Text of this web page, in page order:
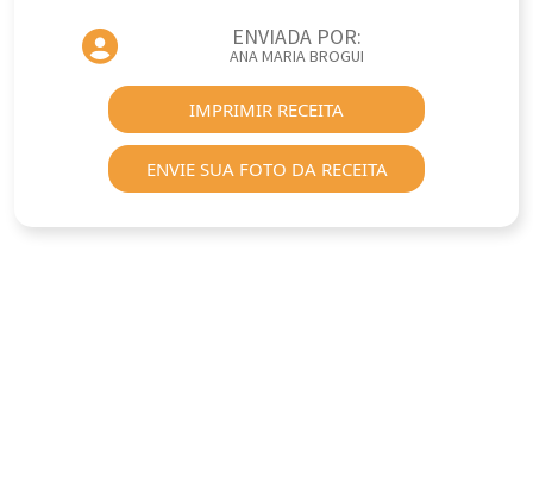
ENVIADA POR:
ANA MARIA BROGUI
IMPRIMIR RECEITA
ENVIE SUA FOTO DA RECEITA